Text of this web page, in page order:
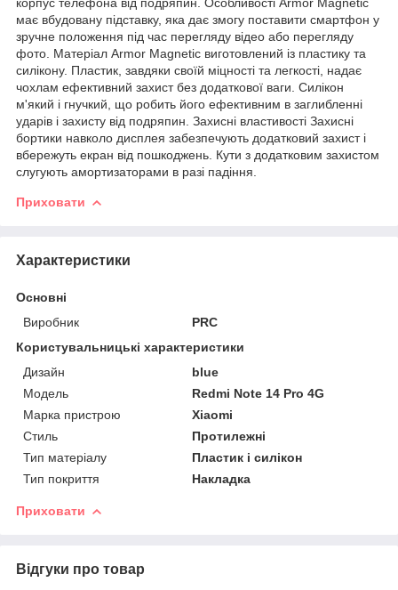
має вбудовану підставку, яка дає змогу поставити смартфон у
зручне положення під час перегляду відео або перегляду
фото. Матеріал Armor Magnetic виготовлений із пластику та
силікону. Пластик, завдяки своїй міцності та легкості, надає
чохлам ефективний захист без додаткової ваги. Силікон
м'який і гнучкий, що робить його ефективним в заглибленні
ударів і захисту від подряпин. Захисні властивості Захисні
бортики навколо дисплея забезпечують додатковий захист і
вбережуть екран від пошкоджень. Кути з додатковим захистом
слугують амортизаторами в разі падіння.
Приховати
Характеристики
Основні
Виробник
PRC
Користувальницькі характеристики
Дизайн
blue
Мoдель
Redmi Note 14 Pro 4G
Марка пристрою
Xiaomi
Стиль
Протилежні
Тип матеріалу
Пластик і силікон
Тип покриття
Накладка
Приховати
Відгуки про товар